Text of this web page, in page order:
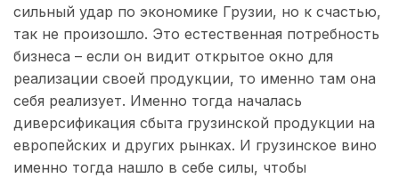
сильный удар по экономике Грузии, но к счастью,
так не произошло. Это естественная потребность
бизнеса – если он видит открытое окно для
реализации своей продукции, то именно там она
себя реализует. Именно тогда началась
диверсификация сбыта грузинской продукции на
европейских и других рынках. И грузинское вино
именно тогда нашло в себе силы, чтобы